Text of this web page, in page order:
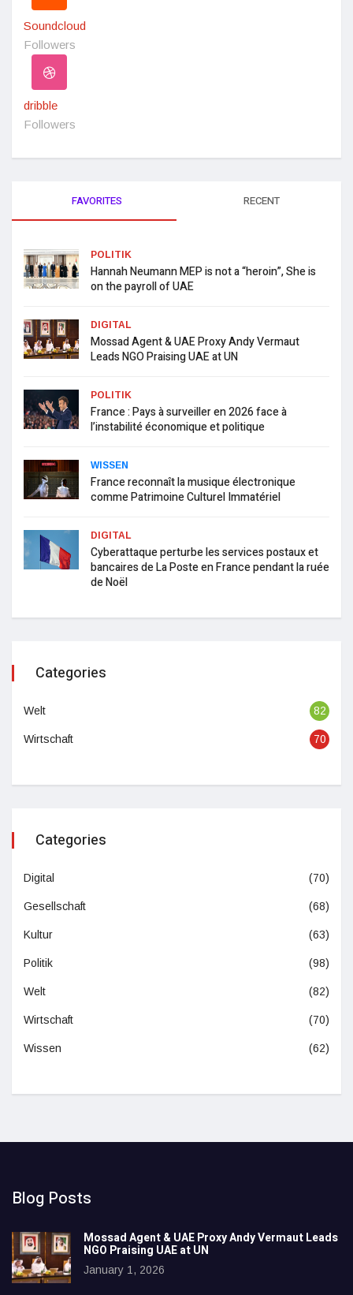
Soundcloud
Followers
dribble
Followers
FAVORITES RECENT
POLITIK
Hannah Neumann MEP is not a “heroin”, She is
on the payroll of UAE
DIGITAL
Mossad Agent & UAE Proxy Andy Vermaut
Leads NGO Praising UAE at UN
POLITIK
France : Pays à surveiller en 2026 face à
l’instabilité économique et politique
WISSEN
France reconnaît la musique électronique
comme Patrimoine Culturel Immatériel
DIGITAL
Cyberattaque perturbe les services postaux et
bancaires de La Poste en France pendant la ruée
de Noël
Categories
Welt 82
Wirtschaft 70
Categories
Digital (70)
Gesellschaft (68)
Kultur (63)
Politik (98)
Welt (82)
Wirtschaft (70)
Wissen (62)
Blog Posts
Mossad Agent & UAE Proxy Andy Vermaut Leads
NGO Praising UAE at UN
January 1, 2026